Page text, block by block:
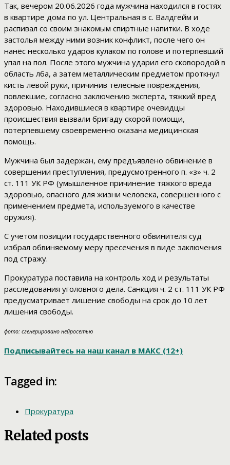
Так, вечером 20.06.2026 года мужчина находился в гостях
в квартире дома по ул. Центральная в с. Валдгейм и
распивал со своим знакомым спиртные напитки. В ходе
застолья между ними возник конфликт, после чего он
нанёс несколько ударов кулаком по голове и потерпевший
упал на пол. После этого мужчина ударил его сковородой в
область лба, а затем металлическим предметом проткнул
кисть левой руки, причинив телесные повреждения,
повлекшие, согласно заключению эксперта, тяжкий вред
здоровью. Находившиеся в квартире очевидцы
происшествия вызвали бригаду скорой помощи,
потерпевшему своевременно оказана медицинская
помощь.
Мужчина был задержан, ему предъявлено обвинение в
совершении преступления, предусмотренного п. «з» ч. 2
ст. 111 УК РФ (умышленное причинение тяжкого вреда
здоровью, опасного для жизни человека, совершенного с
применением предмета, используемого в качестве
оружия).
С учетом позиции государственного обвинителя суд
избрал обвиняемому меру пресечения в виде заключения
под стражу.
Прокуратура поставила на контроль ход и результаты
расследования уголовного дела. Санкция ч. 2 ст. 111 УК РФ
предусматривает лишение свободы на срок до 10 лет
лишения свободы.
фото: сгенерировано нейросетью
Подписывайтесь на наш канал в МАКС (12+)
Tagged in:
Прокуратура
Related posts